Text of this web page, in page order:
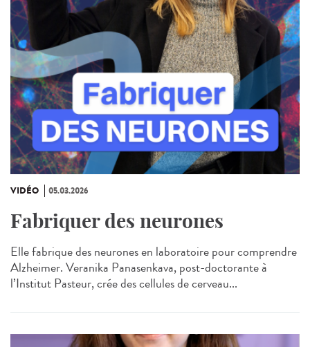
VIDÉO 05.03.2026
Fabriquer des neurones
Elle fabrique des neurones en laboratoire pour comprendre
Alzheimer. Veranika Panasenkava, post-doctorante à
l’Institut Pasteur, crée des cellules de cerveau...